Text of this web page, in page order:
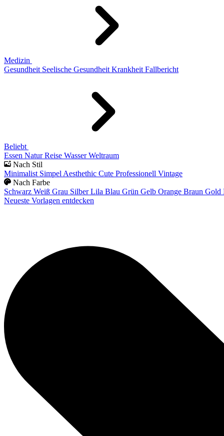
Medizin
Gesundheit Seelische Gesundheit Krankheit Fallbericht
Beliebt
Essen Natur Reise Wasser Weltraum
Nach Stil
Minimalist Simpel Aesthethic Cute Professionell Vintage
Nach Farbe
Schwarz Weiß Grau Silber Lila Blau Grün Gelb Orange Braun Gold
Neueste Vorlagen entdecken